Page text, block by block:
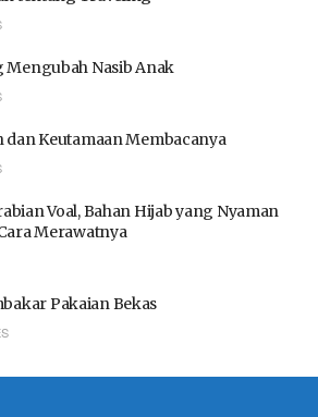
Mengubah Nasib Anak
dan Keutamaan Membacanya
Voal, Bahan Hijab yang Nyaman
Merawatnya
Pakaian Bekas